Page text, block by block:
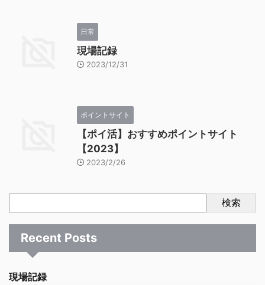
日常
現場記録
2023/12/31
ポイントサイト
【ポイ活】おすすめポイントサイト
【2023】
2023/2/26
検索
Recent Posts
現場記録